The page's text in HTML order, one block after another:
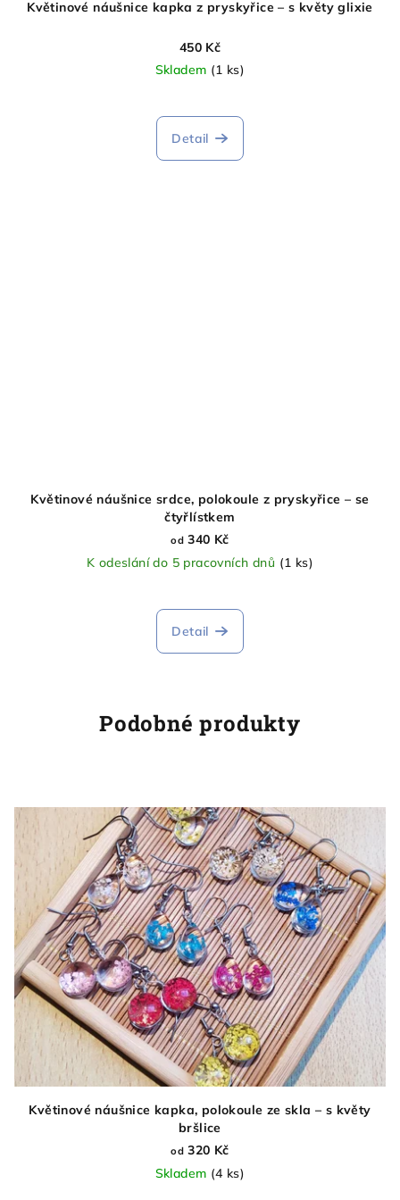
Květinové náušnice kapka z pryskyřice – s květy glixie
450 Kč
Skladem (1 ks)
Detail
Květinové náušnice srdce, polokoule z pryskyřice – se
čtyřlístkem
od 340 Kč
K odeslání do 5 pracovních dnů (1 ks)
hodnocení
produktu
hvězdiček.
Detail
Podobné produkty
Květinové náušnice kapka, polokoule ze skla – s květy
bršlice
od 320 Kč
Skladem (4 ks)